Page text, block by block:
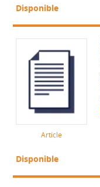
Disponible
Article
Disponible